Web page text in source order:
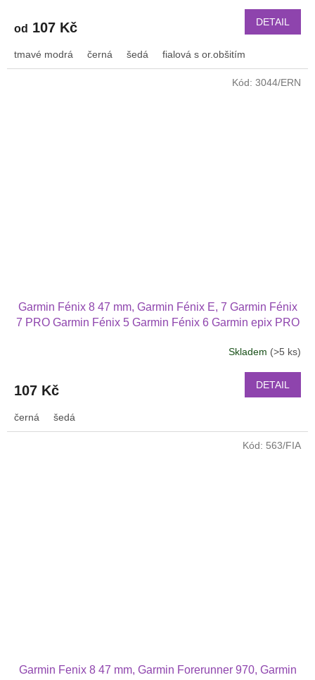
od 107 Kč DETAIL
tmavé modrá černá šedá fialová s or.obšitím
Garmin Fénix 8 47 mm, Garmin Fénix E, 7 Garmin Fénix
7 PRO Garmin Fénix 5 Garmin Fénix 6 Garmin epix PRO
Skladem (>5 ks)
107 Kč DETAIL
černá šedá
Kód: 3044/ERN
Garmin Fenix 8 47 mm, Garmin Forerunner 970, Garmin
Kód: 563/FIA